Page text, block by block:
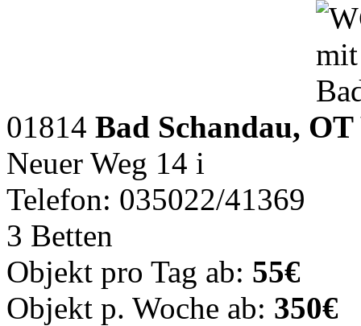
01814 Bad Schandau,
Neuer Weg 14 i
Telefon: 035022/41369
3 Betten
Objekt pro Tag ab: 55€
Objekt p. Woche ab: 350€